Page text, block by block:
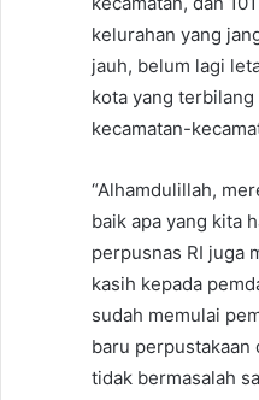
kelurahan yang
jauh, belum lagi
kota yang
kecamatan-
“Alhamdulillah,
baik apa yang kita
perpusnas RI juga
kasih kepada
sudah memulai
baru perpustakaan
tidak bermasalah